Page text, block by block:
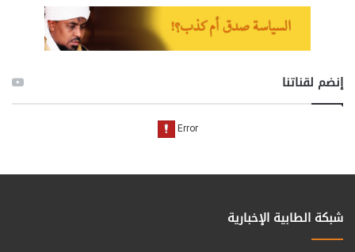
إنضم لقناتنا
شبكة الطابية الإخبارية